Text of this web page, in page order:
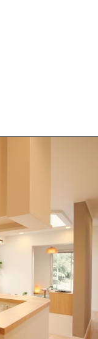
採用情
スミカグル
キャリア採用